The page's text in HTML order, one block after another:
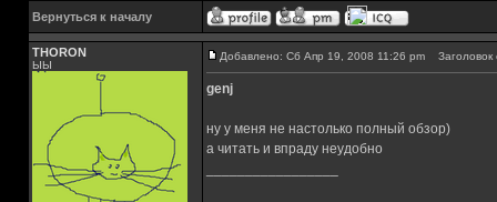
Вернуться к началу
THORON
ЫЫ
Добавлено: Сб Апр 19, 2008 11:26 pm Заголовок
genj
ну у меня не настолько полный обзор)
а читать и впраду неудобно